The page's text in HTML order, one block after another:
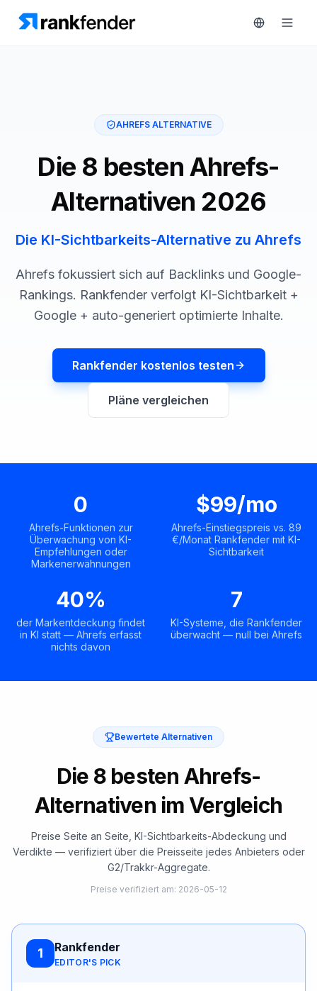
RAIVE
Keyword-
Content
ANALYSIEREN
Tools
Preise
Demo
buchen
AHREFS ALTERNATIVE
Die 8 besten Ahrefs-
Alternativen 2026
Die KI-Sichtbarkeits-Alternative zu Ahrefs
Ahrefs fokussiert sich auf Backlinks und Google-
Rankings. Rankfender verfolgt KI-Sichtbarkeit +
Google + auto-generiert optimierte Inhalte.
Rankfender kostenlos testen
Pläne vergleichen
0
Ahrefs-Funktionen zur
Überwachung von KI-
Empfehlungen oder
Markenerwähnungen
$99/mo
Ahrefs-Einstiegspreis vs. 89
€/Monat Rankfender mit KI-
Sichtbarkeit
40%
der Markentdeckung findet
in KI statt — Ahrefs erfasst
nichts davon
7
KI-Systeme, die Rankfender
überwacht — null bei Ahrefs
Bewertete Alternativen
Die 8 besten Ahrefs-
Alternativen im Vergleich
Preise Seite an Seite, KI-Sichtbarkeits-Abdeckung und
Verdikte — verifiziert über die Preisseite jedes Anbieters oder
G2/Trakkr-Aggregate.
Preise verifiziert am: 2026-05-12
1 Rankfender
EDITOR'S PICK